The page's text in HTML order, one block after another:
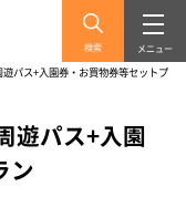
検索 メニュー
パス+入園券・お買物券等セットプ
遊パス+入園
ン